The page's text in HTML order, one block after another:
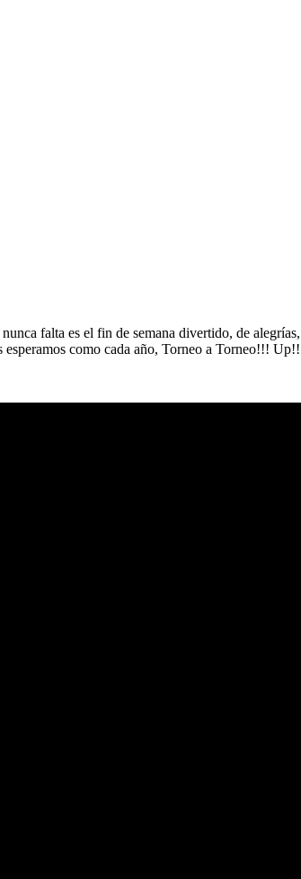
falta es el fin de semana divertido, de
como cada año, Torneo a Torneo!!!